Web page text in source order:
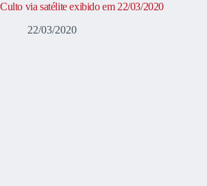
Culto via satélite exibido em 22/03/2020
22/03/2020